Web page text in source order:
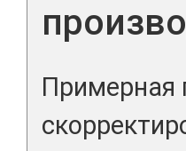
Примерная